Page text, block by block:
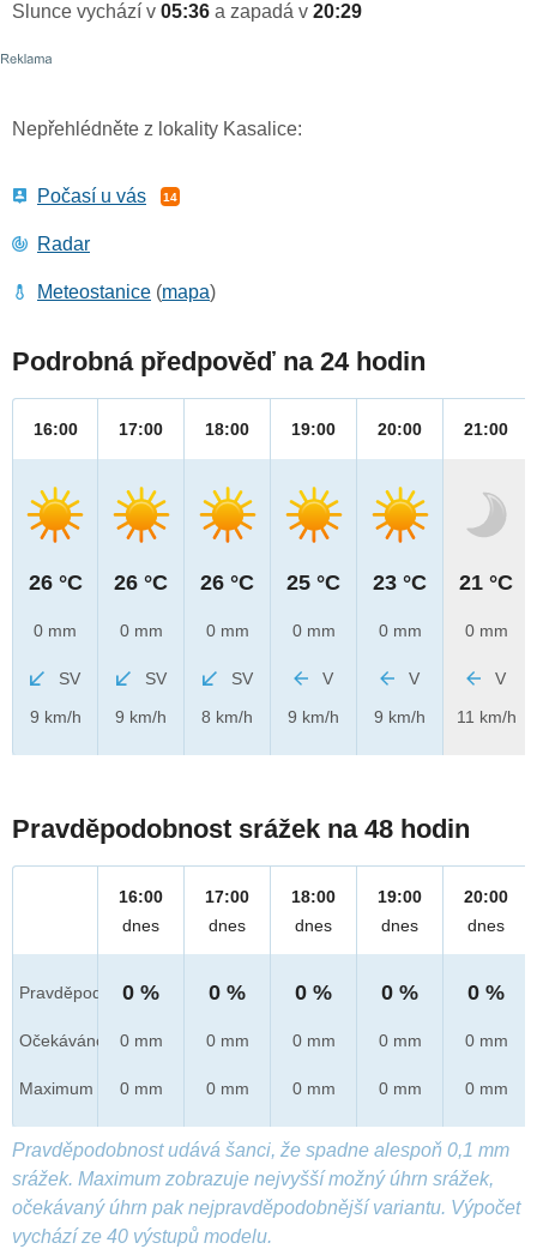
Slunce vychází v 05:36 a zapadá v 20:29
Nepřehlédněte z lokality Kasalice:
Počasí u vás 14
Radar
Meteostanice (mapa)
Podrobná předpověď na 24 hodin
16:00
26 °C
0 mm
SV
9 km/h
17:00
26 °C
0 mm
SV
9 km/h
18:00
26 °C
0 mm
SV
8 km/h
19:00
25 °C
0 mm
V
9 km/h
20:00
23 °C
0 mm
V
9 km/h
21:00
21 °C
0 mm
V
11 km/h
Pravděpodobnost srážek na 48 hodin
Pravděpod.
Očekáváno
Maximum
16:00
dnes
0 %
0 mm
0 mm
17:00
dnes
0 %
0 mm
0 mm
18:00
dnes
0 %
0 mm
0 mm
19:00
dnes
0 %
0 mm
0 mm
20:00
dnes
0 %
0 mm
0 mm
Pravděpodobnost udává šanci, že spadne alespoň 0,1 mm
srážek. Maximum zobrazuje nejvyšší možný úhrn srážek,
očekávaný úhrn pak nejpravděpodobnější variantu. Výpočet
vychází ze 40 výstupů modelu.